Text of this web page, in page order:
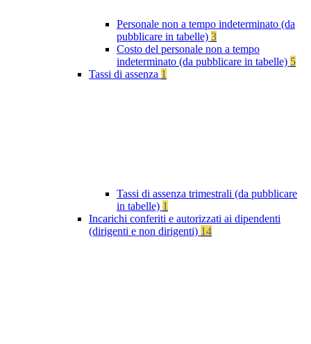
Personale non a tempo indeterminato (da
pubblicare in tabelle) 3
Costo del personale non a tempo
indeterminato (da pubblicare in tabelle) 5
Tassi di assenza 1
Tassi di assenza trimestrali (da pubblicare
in tabelle) 1
Incarichi conferiti e autorizzati ai dipendenti
(dirigenti e non dirigenti) 14